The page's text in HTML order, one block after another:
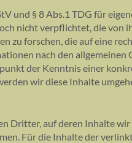
und § 8 Abs.1 TDG für
nicht verpflichtet, die von
zu forschen, die auf eine
nach den
der Kenntnis einer
wir diese Inhalte
Dritter, auf deren Inhalte
Für die Inhalte der